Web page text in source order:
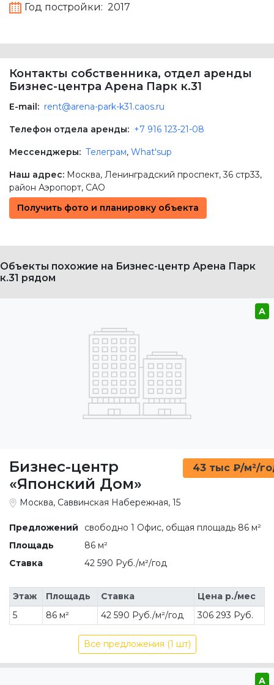
Год постройки: 2017
Контакты собственника, отдел аренды
Бизнес-центра Арена Парк к.31
E-mail: rent@arena-park-k31.caos.ru
Телефон отдела аренды: +7 916 123-21-08
Мессенджеры: Телеграм, What'sup
Наш адрес: Москва, Ленинградский проспект, 36 стр33,
район Аэропорт, САО
Получить фото и планировку объекта
Объекты похожие на Бизнес-центр Арена Парк
к.31 рядом
A
Бизнес-центр
«Японский Дом»
43 тыс ₽/м²/
Москва, Саввинская Набережная, 15
Предложений
свободно 1 Офис, общая площадь 86 м²
Площадь
86 м²
Ставка
42 590 Руб./м²/год
Этаж Площадь Ставка
Цена р./мес
5
86 м² 42 590 Руб./м²/год 306 293 Руб.
Все предложения (1 шт)
A